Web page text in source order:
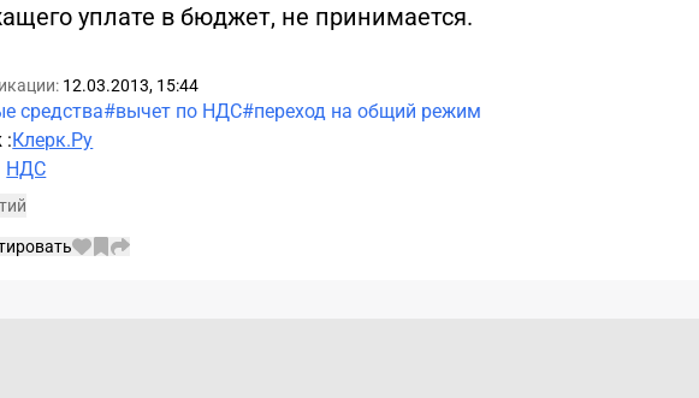
уплате в бюджет, не принимается.
12.03.2013, 15:44
средства#вычет по НДС#переход на общий режим
:Клерк.Ру
НДС